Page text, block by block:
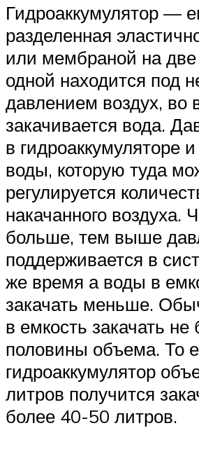
Гидроаккумулятор —
разделенная
или мембраной на
одной находится под
давлением воздух, во
закачивается вода.
в гидроаккумуляторе
воды, которую туда
регулируется
накачанного воздуха.
больше, тем выше
поддерживается в
же время а воды в
закачать меньше.
в емкость закачать не
половины объема. То
гидроаккумулятор
литров получится
более 40-50 литров.